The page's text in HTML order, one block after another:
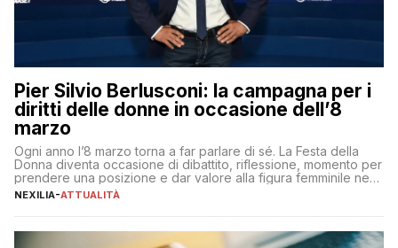
Pier Silvio Berlusconi: la campagna per i
diritti delle donne in occasione dell’8
marzo
Ogni anno l’8 marzo torna a far parlare di sé. La Festa della
Donna diventa occasione di dibattito, riflessione, momento per
prendere una posizione e dar valore alla figura femminile nella
sua complessità e crucialità. A lanciare un messaggio “forte e
NEXILIA-ATTUALITÀ